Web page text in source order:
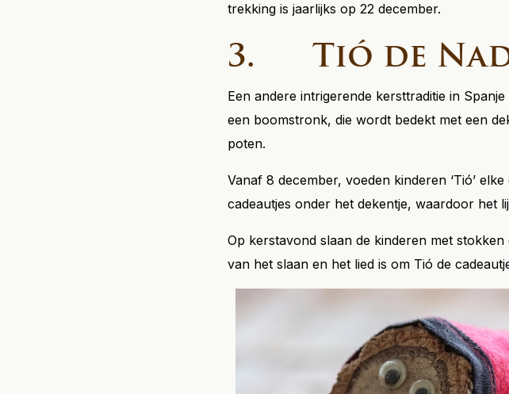
trekking is jaarlijks op 22 december.
3. Tió de
Een andere intrigerende kersttraditie in
een boomstronk, die wordt bedekt met een
poten.
Vanaf 8 december, voeden kinderen ‘Tió’
cadeautjes onder het dekentje, waardoor het
Op kerstavond slaan de kinderen met
van het slaan en het lied is om Tió de